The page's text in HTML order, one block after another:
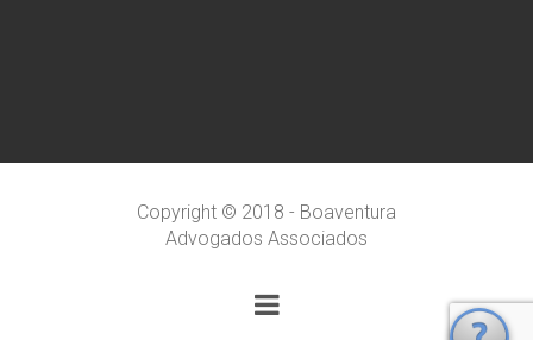
Copyright © 2018 - Boaventura
Advogados Associados